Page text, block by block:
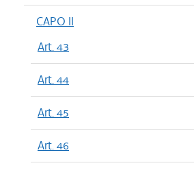
CAPO II
Art. 43
Art. 44
Art. 45
Art. 46